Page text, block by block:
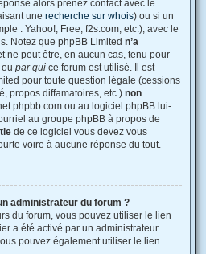
alors prenez contact avec le
une recherche sur whois) ou si un
: Yahoo!, Free, f2s.com, etc.), avec le
Notez que phpBB Limited n’a
ne peut être, en aucun cas, tenu pour
ou par qui ce forum est utilisé. Il est
pour toute question légale (cessions
propos diffamatoires, etc.) non
phpbb.com ou au logiciel phpBB lui-
au groupe phpBB à propos de
de ce logiciel vous devez vous
voire à aucune réponse du tout.
administrateur du forum ?
du forum, vous pouvez utiliser le lien
a été activé par un administrateur.
pouvez également utiliser le lien